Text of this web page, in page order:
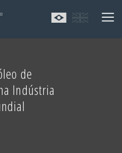
de
Indústria